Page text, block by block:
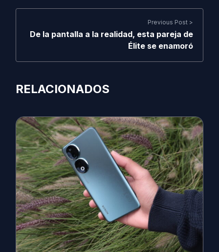
Previous Post >
De la pantalla a la realidad, esta pareja de
Élite se enamoró
RELACIONADOS